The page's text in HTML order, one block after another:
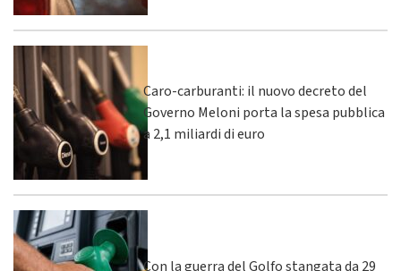
Caro-carburanti: il nuovo decreto del
Governo Meloni porta la spesa pubblica
a 2,1 miliardi di euro
Con la guerra del Golfo stangata da 29